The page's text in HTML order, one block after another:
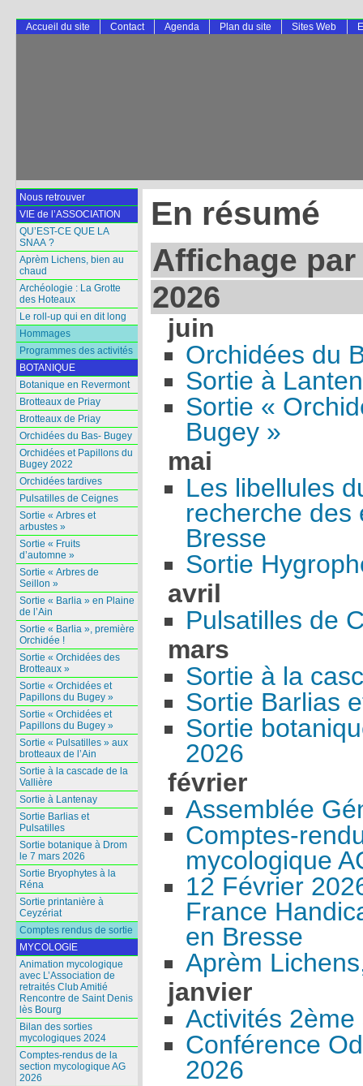
En résumé
Affichage
2026
juin
Orchidées du
Sortie à
Sortie «
Bugey »
mai
Les libellules
recherche des
Bresse
Sortie
avril
Pulsatilles de
mars
Sortie à la
Sortie Barlias
Sortie
2026
février
Assemblée
Comptes-
mycologique
12 Février
France
en Bresse
Aprèm
janvier
Activités
Conférence
2026
Accueil du site Contact Agenda Plan du site Sites Web
Nous retrouver
VIE de l’ASSOCIATION
QU’EST-CE QUE LA
SNAA ?
Aprèm Lichens, bien au
chaud
Archéologie : La Grotte
des Hoteaux
Le roll-up qui en dit long
Hommages
Programmes des activités
BOTANIQUE
Botanique en Revermont
Brotteaux de Priay
Brotteaux de Priay
Orchidées du Bas- Bugey
Orchidées et Papillons du
Bugey 2022
Orchidées tardives
Pulsatilles de Ceignes
Sortie « Arbres et
arbustes »
Sortie « Fruits
d’automne »
Sortie « Arbres de
Seillon »
Sortie « Barlia » en Plaine
de l’Ain
Sortie « Barlia », première
Orchidée !
Sortie « Orchidées des
Brotteaux »
Sortie « Orchidées et
Papillons du Bugey »
Sortie « Orchidées et
Papillons du Bugey »
Sortie « Pulsatilles » aux
brotteaux de l’Ain
Sortie à la cascade de la
Vallière
Sortie à Lantenay
Sortie Barlias et
Pulsatilles
Sortie botanique à Drom
le 7 mars 2026
Sortie Bryophytes à la
Réna
Sortie printanière à
Ceyzériat
Comptes rendus de sortie
MYCOLOGIE
Animation mycologique
avec L’Association de
retraités Club Amitié
Rencontre de Saint Denis
lès Bourg
Bilan des sorties
mycologiques 2024
Comptes-rendus de la
section mycologique AG
2026